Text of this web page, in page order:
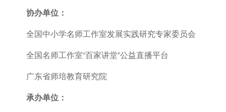
协办单位：
全国中小学名师工作室发展实践研究专家委员会
全国名师工作室“百家讲堂”公益直播平台
广东省师培教育研究院
承办单位：